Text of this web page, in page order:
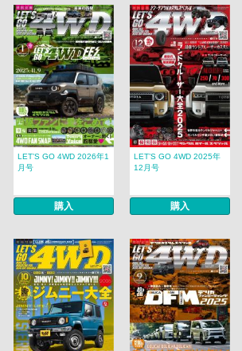
LET’S GO 4WD 2026年1
月号
購入
LET’S GO 4WD 2025年
12月号
購入